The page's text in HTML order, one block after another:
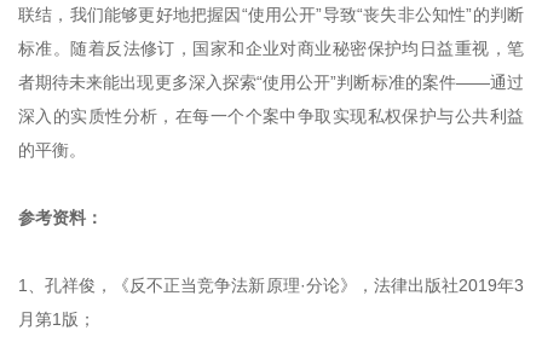
联结，我们能够更好地把握因“使用公开”导致“丧失非公知性”的判断
标准。随着反法修订，国家和企业对商业秘密保护均日益重视，笔
者期待未来能出现更多深入探索“使用公开”判断标准的案件——通过
深入的实质性分析，在每一个个案中争取实现私权保护与公共利益
的平衡。
参考资料：
1、孔祥俊，《反不正当竞争法新原理·分论》，法律出版社2019年3
月第1版；